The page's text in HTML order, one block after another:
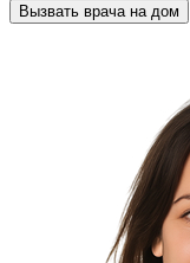
Вызвать врача на дом